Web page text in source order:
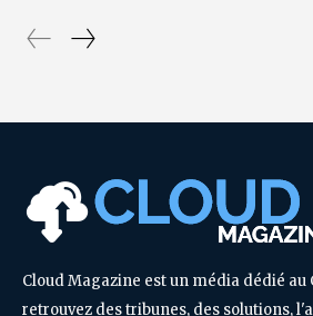
Cloud Magazine est un média dédié au
retrouvez des tribunes, des solutions,